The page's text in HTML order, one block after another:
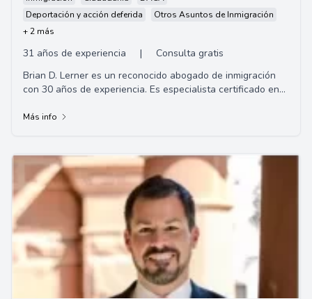
Deportación y acción deferida
Otros Asuntos de Inmigración
+ 2 más
31 años de experiencia |
Consulta gratis
Brian D. Lerner es un reconocido abogado de inmigración
con 30 años de experiencia. Es especialista certificado en
Más info